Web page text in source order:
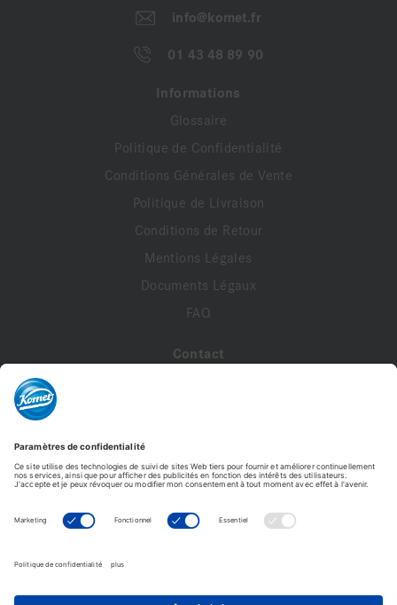
info@komet.fr
01 43 48 89 90
Informations
Glossaire
Politique de Confidentialité
Conditions Générales de Vente
Politique de Livraison
Conditions de Retour
Mentions Légales
Documents Légaux
FAQ
Contact
Profil de compte
Commandes